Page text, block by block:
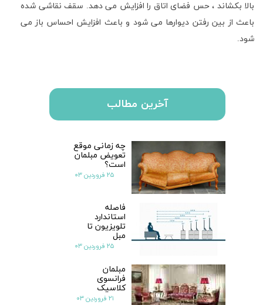
بالا بکشاند ، حس فضای اتاق را افزایش می دهد. سقف نقاشی شده
باعث از بین رفتن دیوارها می شود و باعث افزایش احساس باز می
شود.
آخرین مطالب
چه زمانی موقع
تعویض مبلمان
است؟
۲۵ فروردین ۰۳
فاصله
استاندارد
تلویزیون تا
مبل
۲۵ فروردین ۰۳
مبلمان
فرانسوی
کلاسیک
۲۱ فروردین ۰۳